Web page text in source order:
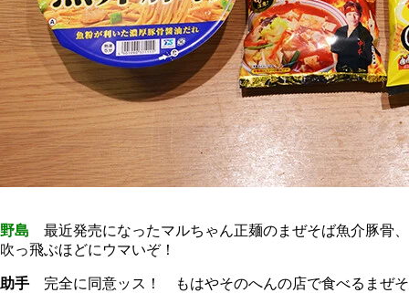
野島 最近発売になったマルちゃん正麺のまぜそば魚介豚骨、
吹っ飛ぶほどにウマいぞ！
助手 完全に同意ッス！ もはやそのへんの店で食べるまぜそ